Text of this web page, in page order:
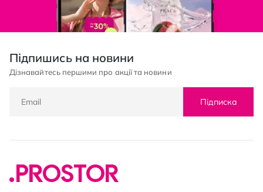
Підпишись на новини
Дізнавайтесь першими про акції та новини
Підписка